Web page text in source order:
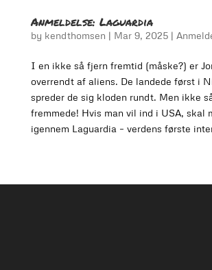
Anmeldelse: Laguardia
by kendthomsen | Mar 9, 2025|
I en ikke så fjern fremtid (måske?) er
overrendt af aliens. De landede først i
spreder de sig kloden rundt. Men ikke
fremmede! Hvis man vil ind i USA, skal
igennem Laguardia – verdens første